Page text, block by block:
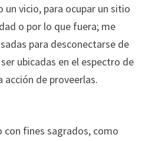
vicio, para ocupar un sitio
o por lo que fuera; me
para desconectarse de
ubicadas en el espectro de
acción de proveerlas.
con fines sagrados, como